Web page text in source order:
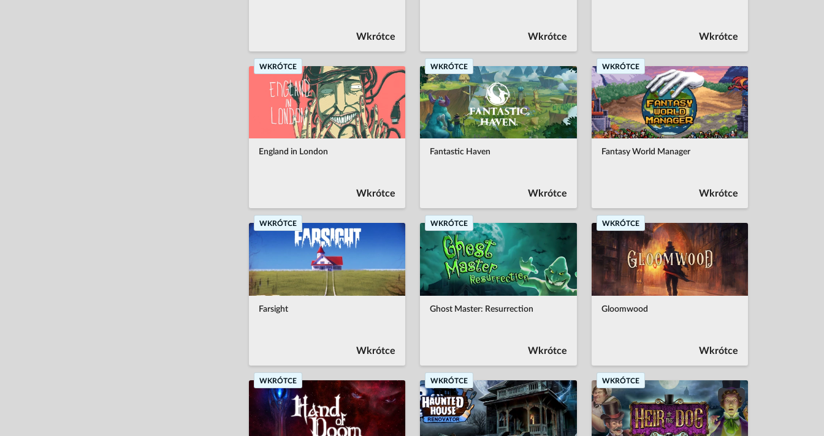
Wkrótce Wkrótce Wkrótce
WKRÓTCE
England in London
Wkrótce
WKRÓTCE
Fantastic Haven
Wkrótce
WKRÓTCE
Fantasy World Manager
Wkrótce
WKRÓTCE
Farsight
Wkrótce
WKRÓTCE
Ghost Master: Resurrection
Wkrótce
WKRÓTCE
Gloomwood
Wkrótce
WKRÓTCE WKRÓTCE WKRÓTCE